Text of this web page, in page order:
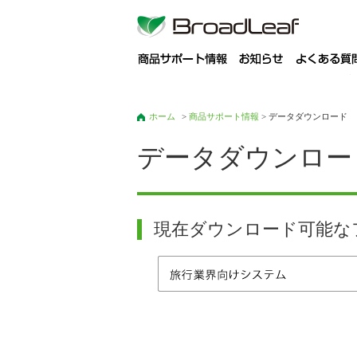
ホーム > 商品サポート情報 > データダウンロード
データダウンロー
現在ダウンロード可能な